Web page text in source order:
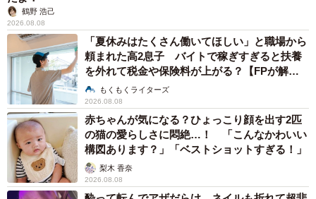
みんな集まれ！暖を取るぞ！(阿野)
pic.twitter.com/hhALCqwwLa
— 日本モンキーセンター（公式） (@j_monkeycentre)
October 22, 2025
鶴野 浩己
2026.08.08
「夏休みはたくさん働いてほしい」と職場から
頼まれた高2息子 バイトで稼ぎすぎると扶養
を外れて税金や保険料が上がる？【FPが解
説】もくもくライターズ
2026.08.08
赤ちゃんが気になる？ひょっこり顔を出す2匹
の猫の愛らしさに悶絶…！ 「こんなかわいい
構図あります？」「ベストショットすぎる！」
梨木 香奈
2026.08.08